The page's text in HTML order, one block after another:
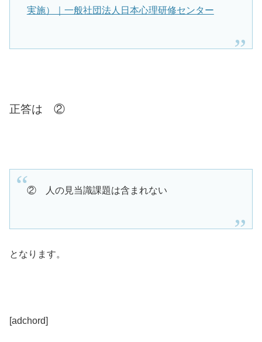
実施）｜一般社団法人日本心理研修センター
正答は ②
② 人の見当識課題は含まれない
となります。
[adchord]